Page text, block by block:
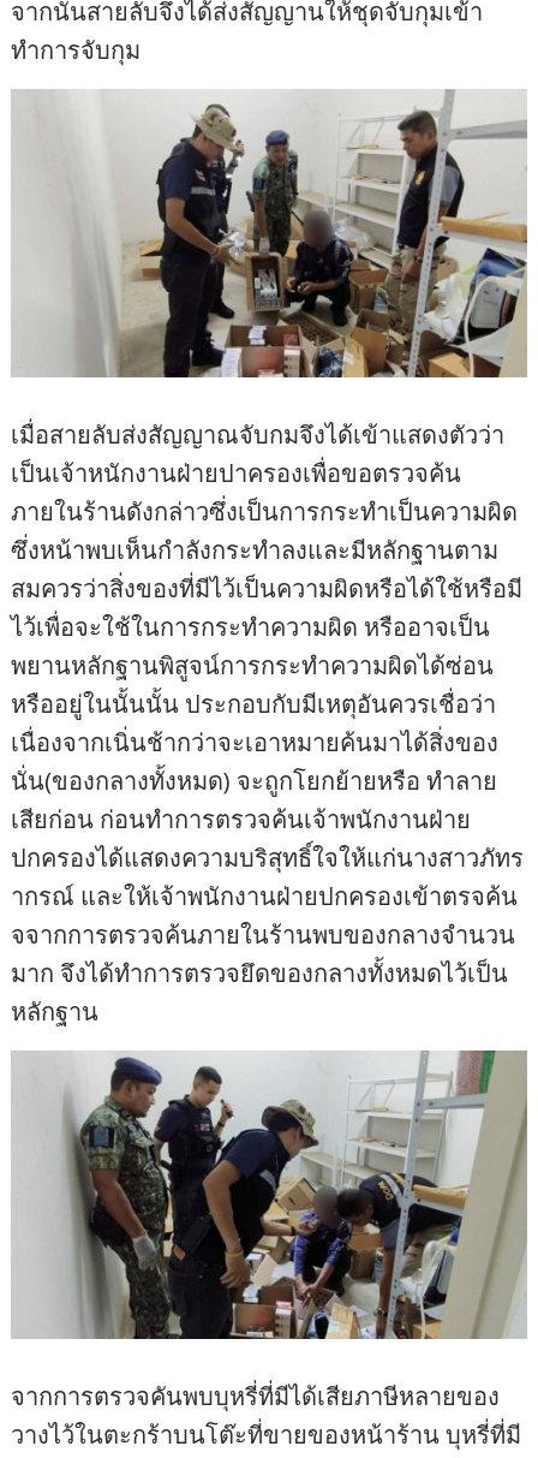
จากนั้นสายลับจึงได้ส่งสัญญานให้ชุดจับกุมเข้า
ทำการจับกุม
เมื่อสายลับส่งสัญญาณจับกมจึงได้เข้าแสดงตัวว่า
เป็นเจ้าหนักงานฝ่ายปาครองเพื่อขอตรวจค้น
ภายในร้านดังกล่าวซึ่งเป็นการกระทำเป็นความผิด
ซึ่งหน้าพบเห็นกำลังกระทำลงและมีหลักฐานตาม
สมควรว่าสิ่งของที่มีไว้เป็นความผิดหรือได้ใช้หรือมี
ไว้เพื่อจะใช้ในการกระทำความผิด หรืออาจเป็น
พยานหลักฐานพิสูจน์การกระทำความผิดได้ซ่อน
หรืออยู่ในนั้นนั้น ประกอบกับมีเหตุอันควรเชื่อว่า
เนื่องจากเนิ่นช้ากว่าจะเอาหมายค้นมาได้สิ่งของ
นั่น(ของกลางทั้งหมด) จะถูกโยกย้ายหรือ ทำลาย
เสียก่อน ก่อนทำการตรวจค้นเจ้าพนักงานฝ่าย
ปกครองได้แสดงความบริสุทธิ์ใจให้แก่นางสาวภัทร
ากรณ์ และให้เจ้าพนักงานฝ่ายปกครองเข้าตรจค้น
จจากการตรวจค้นภายในร้านพบของกลางจำนวน
มาก จึงได้ทำการตรวจยึดของกลางทั้งหมดไว้เป็น
หลักฐาน
จากการตรวจคันพบบุหรี่ที่มีได้เสียภาษีหลายของ
วางไว้ในตะกร้าบนโต๊ะที่ขายของหน้าร้าน บุหรี่ที่มี